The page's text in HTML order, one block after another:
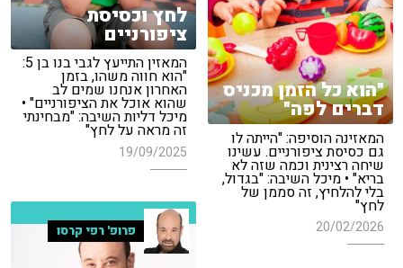
"הוא כל הזמן מכניס
דברים לפה"
המאזינה הוסיפה: "הייתה לו
גם כסיסת ציפורניים. עשינו
שיחה רצינית וכמה שזה לא
בריא" • מיכל השיבה: "בגדול,
בלי להלחיץ, זה סממן של
לחץ"
20/02/2026
לחץ וכסיסת
ציפורניים
המאזין התייעץ לגבי בנו בן 5:
"הוא חווה משהו, בזמן
האחרון אנחנו שמים לב
שהוא אוכל את הציפורניים" •
מיכל דליות השיבה: "מבחינתי
זה מראה על לחץ"
19/09/2025
פרופ' רפי קרסו